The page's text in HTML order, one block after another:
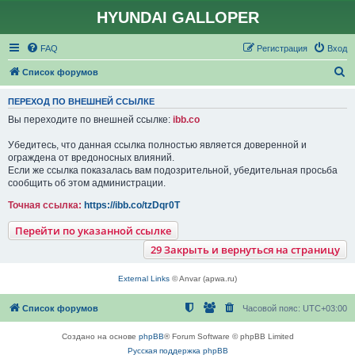
HYUNDAI GALLOPER
FAQ Вход
Регистрация
Список форумов
и
ПЕРЕХОД ПО ВНЕШНЕЙ ССЫЛКЕ
Вы переходите по внешней ссылке: ibb.co
Убедитесь, что данная ссылка полностью является доверенной и
ограждена от вредоносных влияний.
Если же ссылка показалась вам подозрительной, убедительная просьба
сообщить об этом администрации.
Точная ссылка: https://ibb.co/tzDqr0T
Перейти по указанной ссылке
29Закрыть и вернуться на страницу
External Links © Anvar (apwa.ru)
Список форумов Часовой пояс: UTC+03:00
Создано на основе phpBB® Forum Software © phpBB Limited
Русская поддержка phpBB